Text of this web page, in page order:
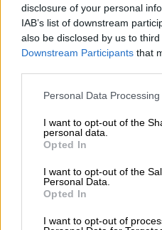
disclosure of your personal
IAB’s list of downstream
also be disclosed by us to
Downstream Participants that
Please note that this website/
not limited to your visit or
grant or deny consent to
use your data for below
consent section.
Personal Data
I want to opt-out of the
personal data.
Opted In
I want to opt-out of the
Personal Data.
Opted In
I want to opt-out of
Η εξέλιξη προκαλεί
τον Μάιο, η
ανοίξει και πάλι τη
φορολόγησης των
πολυεθνικών, ως έναν
αποπληρώσει το κοινό
δημιουργήθηκε λόγω
σχεδίων ανάκαμψης.
Η σχετική αναφορά
εσωτερικό έγγραφο